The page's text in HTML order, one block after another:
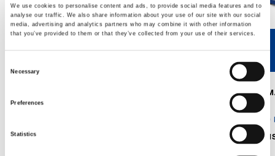
We use cookies to personalise content and ads, to provide social media features and to
analyse our traffic. We also share information about your use of our site with our social
media, advertising and analytics partners who may combine it with other information
that you’ve provided to them or that they’ve collected from your use of their services.
Necessary
Preferences
Statistics
5,000 kg
CAPACITÉ
9,000 kg
9,000
2,355 mm